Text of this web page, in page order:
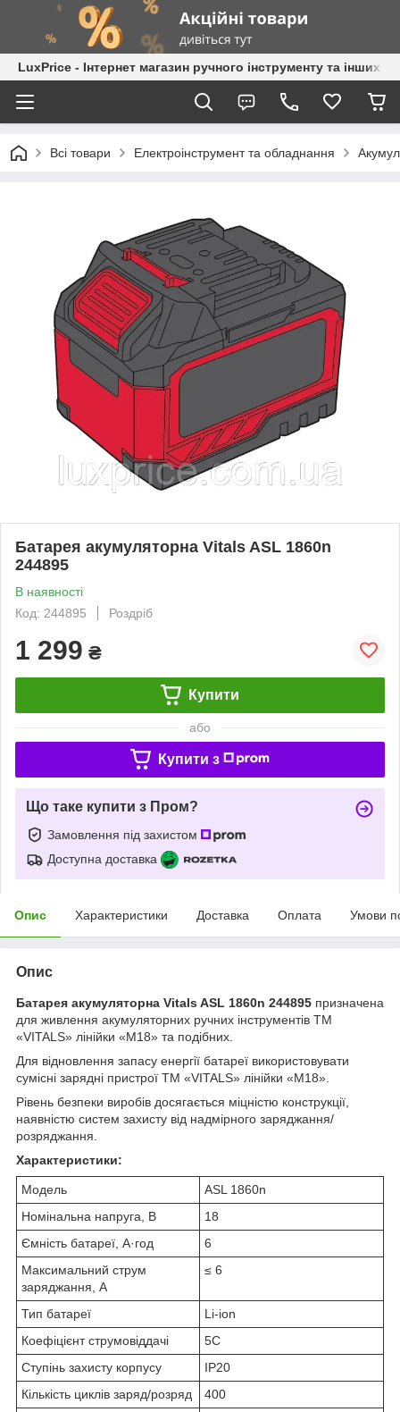
LuxPrice - Інтернет магазин ручного інструменту та інших
Всі товари Електроінструмент та обладнання
Батарея акумуляторна Vitals ASL 1860n
244895
В наявності
Код: 244895
Роздріб
1 299 ₴
Купити
або
Купити з
Що таке купити з Пром?
Замовлення під захистом
Доступна доставка
Опис Характеристики Доставка Оплата Умови
Опис
Батарея акумуляторна Vitals ASL 1860n 244895 призначена
для живлення акумуляторних ручних інструментів ТМ
«VITALS» лінійки «М18» та подібних.
Для відновлення запасу енергії батареї використовувати
сумісні зарядні пристрої ТМ «VITALS» лінійки «М18».
Рівень безпеки виробів досягається міцністю конструкції,
наявністю систем захисту від надмірного заряджання/
розряджання.
Характеристики:
Модель
ASL 1860n
Номінальна напруга, В
18
Ємність батареї, А·год
6
Максимальний струм
заряджання, А
≤ 6
Тип батареї
Li‑ion
Коефіцієнт струмовіддачі
5C
Ступінь захисту корпусу
IP20
Кількість циклів заряд/розряд
400